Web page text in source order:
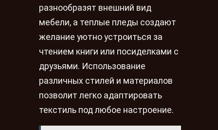
разнообразят внешний вид
мебели, а теплые пледы создают
желание уютно устроиться за
чтением книги или посиделками с
друзьями. Использование
различных стилей и материалов
позволит легко адаптировать
текстиль под любое настроение.